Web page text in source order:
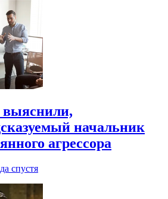
выяснили,
начальник
агрессора
спустя